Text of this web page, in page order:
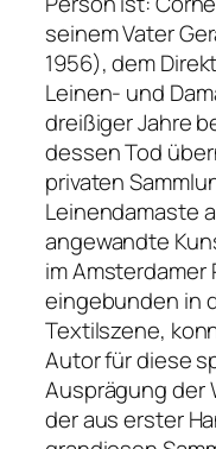
seinem Vater
1956), dem
Leinen- und
dreißiger Jahre
dessen Tod
privaten
Leinendamaste
angewandte
im
eingebunden in
Textilszene,
Autor für diese
Ausprägung der
der aus erster